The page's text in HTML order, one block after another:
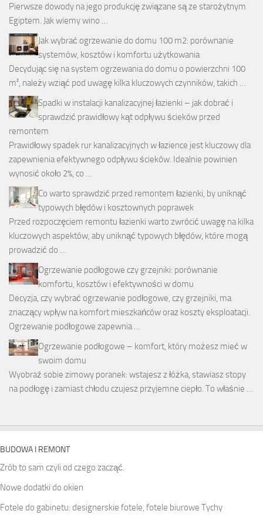
Pierwsze dowody na jego produkcję związane są ze starożytnym
Egiptem. Jak wiemy wino …
Jak wybrać ogrzewanie do domu 100 m2: porównanie
systemów, kosztów i komfortu użytkowania
Decydując się na system ogrzewania do domu o powierzchni 100
m², należy wziąć pod uwagę kilka kluczowych czynników, takich …
Spadki w instalacji kanalizacyjnej łazienki – jak dobrać i
sprawdzić prawidłowy kąt odpływu ścieków przed
remontem
Prawidłowy spadek rur kanalizacyjnych w łazience jest kluczowy dla
zapewnienia efektywnego odpływu ścieków. Idealnie powinien
wynosić około 2%, co …
Co warto sprawdzić przed remontem łazienki, by uniknąć
typowych błędów i kosztownych poprawek
Przed rozpoczęciem remontu łazienki warto zwrócić uwagę na kilka
kluczowych aspektów, aby uniknąć typowych błędów, które mogą
prowadzić do …
Ogrzewanie podłogowe czy grzejniki: porównanie
komfortu, kosztów i efektywności w domu
Decyzja, czy wybrać ogrzewanie podłogowe, czy grzejniki, ma
znaczący wpływ na komfort mieszkańców oraz koszty eksploatacji.
Ogrzewanie podłogowe zapewnia …
Ogrzewanie podłogowe – komfort, który możesz mieć w
swoim domu
Wyobraź sobie zimowy poranek: wstajesz z łóżka, stawiasz stopy
na podłogę i zamiast chłodu czujesz przyjemne ciepło. To właśnie …
BUDOWA I REMONT
Zrób to sam czyli od czego zacząć.
Nowe dodatki do okien
Fotele do gabinetu: designerskie fotele, fotele biurowe Tychy